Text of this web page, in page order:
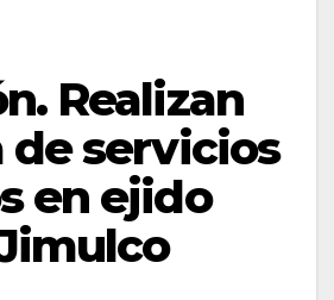
Realizan
de servicios
en ejido